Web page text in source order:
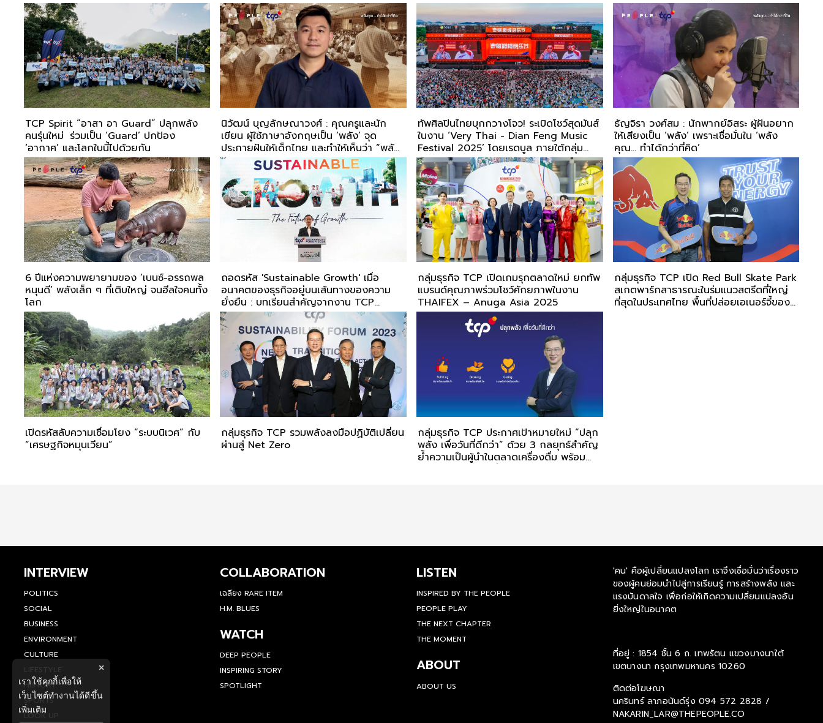
Program ปลุกพลังผู้ประกอบการให้ไปต่อ
TCP Spirit “อาสา อา Guard” ปลุกพลัง
คนรุ่นใหม่ ร่วมเป็น ‘Guard’ ปกป้อง
‘อากาศ’ และโลกใบนี้ไปด้วยกัน
นิวัฒน์ บุญลักษณาวงศ์ : คุณครูและนัก
เขียน ผู้ใช้ภาษาอังกฤษเป็น ‘พลัง’ จุด
ประกายฝันให้เด็กไทย และทำให้เห็นว่า “พลัง
คุณ… ทำได้กว่าที่คิด”
ทัพศิลปินไทยบุกกวางโจว! ระเบิดโชว์สุดมันส์
ในงาน ‘Very Thai - Dian Feng Music
Festival 2025’ โดยเรดบูล ภายใต้กลุ่ม
ธุรกิจ TCP
ธัญจิรา วงศ์สม : นักพากย์อิสระ ผู้ฝันอยาก
ให้เสียงเป็น ‘พลัง’ เพราะเชื่อมั่นใน ‘พลัง
คุณ… ทำได้กว่าที่คิด’
6 ปีแห่งความพยายามของ ‘เบนซ์-อรรถพล
หนุนดี’ พลังเล็ก ๆ ที่เติบใหญ่ จนฮีลใจคนทั้ง
โลก
ถอดรหัส 'Sustainable Growth' เมื่อ
อนาคตของธุรกิจอยู่บนเส้นทางของความ
ยั่งยืน : บทเรียนสำคัญจากงาน TCP
Sustainability Forum 2025
กลุ่มธุรกิจ TCP เปิดเกมรุกตลาดใหม่ ยกทัพ
แบรนด์คุณภาพร่วมโชว์ศักยภาพในงาน
THAIFEX – Anuga Asia 2025
กลุ่มธุรกิจ TCP เปิด Red Bull Skate Park
สเกตพาร์กสาธารณะในร่มแนวสตรีตที่ใหญ่
ที่สุดในประเทศไทย พื้นที่ปล่อยเอเนอร์จี้ของ
เปิดรหัสลับความเชื่อมโยง “ระบบนิเวศ” กับ
“เศรษฐกิจหมุนเวียน”
กลุ่มธุรกิจ TCP รวมพลังลงมือปฏิบัติเปลี่ยน
ผ่านสู่ Net Zero
กลุ่มธุรกิจ TCP ประกาศเป้าหมายใหม่ “ปลุก
พลัง เพื่อวันที่ดีกว่า” ด้วย 3 กลยุทธ์สำคัญ
ย้ำความเป็นผู้นำในตลาดเครื่องดื่ม พร้อม
INTERVIEW
POLITICS
SOCIAL
BUSINESS
ENVIRONMENT
CULTURE
LIFESTYLE
HISTORY
SPORTS
LOOK UP
COLLABORATION
เฉลียง RARE ITEM
H.M. BLUES
WATCH
DEEP PEOPLE
INSPIRING STORY
SPOTLIGHT
LISTEN
INSPIRED BY THE PEOPLE
PEOPLE PLAY
THE NEXT CHAPTER
THE MOMENT
ABOUT
ABOUT US
'คน' คือผู้เปลี่ยนแปลงโลก เราจึงเชื่อมั่นว่าเรื่องราว
ของผู้คนย่อมนำไปสู่การเรียนรู้ การสร้างพลัง และ
แรงบันดาลใจ เพื่อก่อให้เกิดความเปลี่ยนแปลงอัน
ยิ่งใหญ่ในอนาคต
ที่อยู่ : 1854 ชั้น 6 ถ. เทพรัตน แขวงบางนาใต้
เขตบางนา กรุงเทพมหานคร 10260
ติดต่อโฆษณา
นครินทร์ ลาภอนันด์รุ่ง 094 572 2828 /
NAKARIN_LAR@THEPEOPLE.CO
×
เราใช้คุกกี้เพื่อให้
เว็บไซต์ทำงานได้ดีขึ้น
เพิ่มเติม